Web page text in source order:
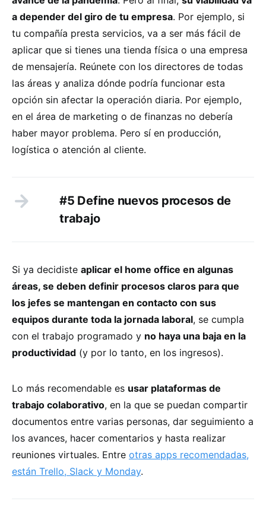
a depender del giro de tu empresa. Por ejemplo, si
tu compañía presta servicios, va a ser más fácil de
aplicar que si tienes una tienda física o una empresa
de mensajería. Reúnete con los directores de todas
las áreas y analiza dónde podría funcionar esta
opción sin afectar la operación diaria. Por ejemplo,
en el área de marketing o de finanzas no debería
haber mayor problema. Pero sí en producción,
logística o atención al cliente.
#5 Define nuevos procesos de
trabajo
Si ya decidiste aplicar el home office en algunas
áreas, se deben definir procesos claros para que
los jefes se mantengan en contacto con sus
equipos durante toda la jornada laboral, se cumpla
con el trabajo programado y no haya una baja en la
productividad (y por lo tanto, en los ingresos).
Lo más recomendable es usar plataformas de
trabajo colaborativo, en la que se puedan compartir
documentos entre varias personas, dar seguimiento a
los avances, hacer comentarios y hasta realizar
reuniones virtuales. Entre otras apps recomendadas,
están Trello, Slack y Monday.